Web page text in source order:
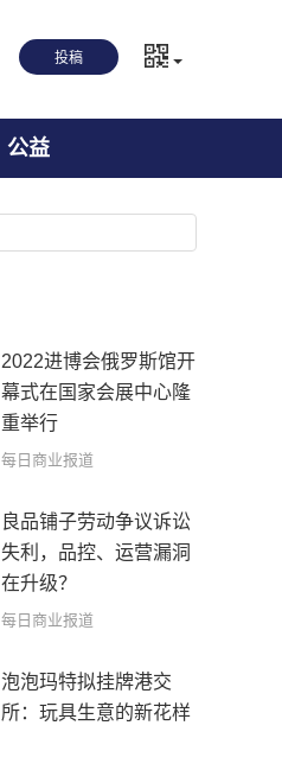
投稿
公益
2022进博会俄罗斯馆开
幕式在国家会展中心隆
重举行
每日商业报道
良品铺子劳动争议诉讼
失利，品控、运营漏洞
在升级？
每日商业报道
泡泡玛特拟挂牌港交
所：玩具生意的新花样